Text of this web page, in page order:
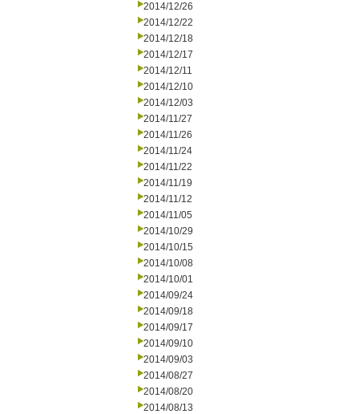
2014/12/26
2014/12/22
2014/12/18
2014/12/17
2014/12/11
2014/12/10
2014/12/03
2014/11/27
2014/11/26
2014/11/24
2014/11/22
2014/11/19
2014/11/12
2014/11/05
2014/10/29
2014/10/15
2014/10/08
2014/10/01
2014/09/24
2014/09/18
2014/09/17
2014/09/10
2014/09/03
2014/08/27
2014/08/20
2014/08/13